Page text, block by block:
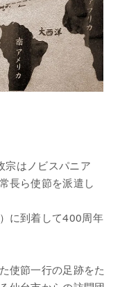
宗はノビスパニア
長ら使節を派遣し
に到着して400周年
使節一行の足跡をた